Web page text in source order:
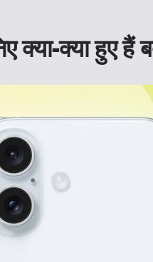
क्या हुए हैं